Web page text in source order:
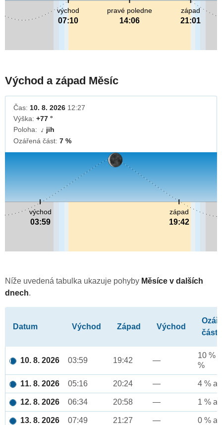
pravé poledne
14:06
východ
07:10
západ
21:01
Východ a západ Měsíc
Čas: 10. 8. 2026 12:27
Výška: +77 °
Poloha: ↓ jih
Ozářená část: 7 %
východ
03:59
západ
19:42
Níže uvedená tabulka ukazuje pohyby Měsíce v dalších
dnech.
Datum Východ Západ Východ
část
10. 8. 2026 03:59 19:42 —
10 %
%
11. 8. 2026 05:16 20:24 — 4 %
12. 8. 2026 06:34 20:58 — 1 %
13. 8. 2026 07:49 21:27 — 0 %